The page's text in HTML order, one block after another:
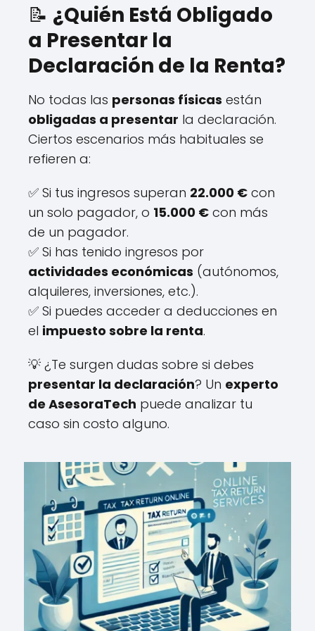
📝 ¿Quién Está Obligado
a Presentar la
Declaración de la Renta?
No todas las personas físicas están
obligadas a presentar la declaración.
Ciertos escenarios más habituales se
refieren a:
✅ Si tus ingresos superan 22.000 € con
un solo pagador, o 15.000 € con más
de un pagador.
✅ Si has tenido ingresos por
actividades económicas (autónomos,
alquileres, inversiones, etc.).
✅ Si puedes acceder a deducciones en
el impuesto sobre la renta.
💡 ¿Te surgen dudas sobre si debes
presentar la declaración? Un experto
de AsesoraTech puede analizar tu
caso sin costo alguno.